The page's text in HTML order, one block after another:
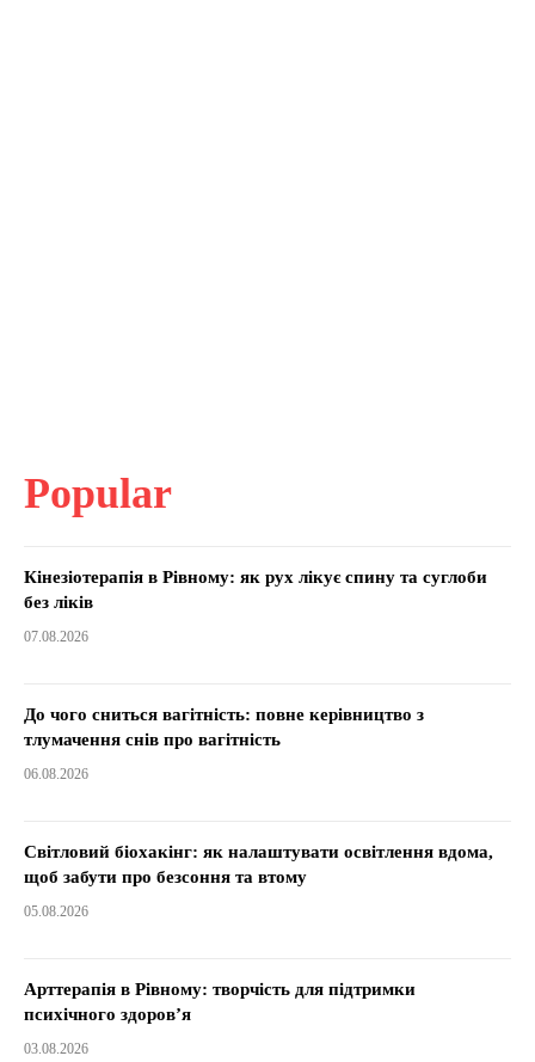
Popular
Кінезіотерапія в Рівному: як рух лікує спину та суглоби
без ліків
07.08.2026
До чого сниться вагітність: повне керівництво з
тлумачення снів про вагітність
06.08.2026
Світловий біохакінг: як налаштувати освітлення вдома,
щоб забути про безсоння та втому
05.08.2026
Арттерапія в Рівному: творчість для підтримки
психічного здоров’я
03.08.2026